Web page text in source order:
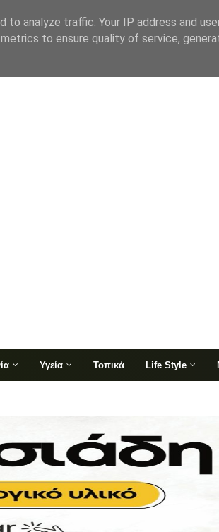
Υγεία Τοπικά Life Style
analyze traffic. Your IP address and
to ensure quality of service,